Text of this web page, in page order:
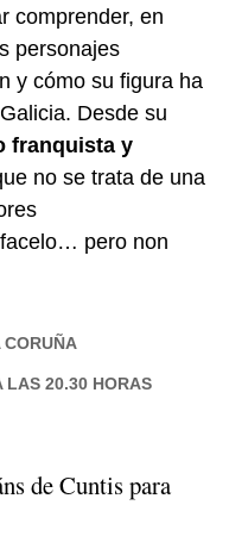
comprender, en
personajes
y cómo su figura ha
Desde su
franquista y
no se trata de una
pero non
CORUÑA
LAS 20.30 HORAS
de Cuntis para